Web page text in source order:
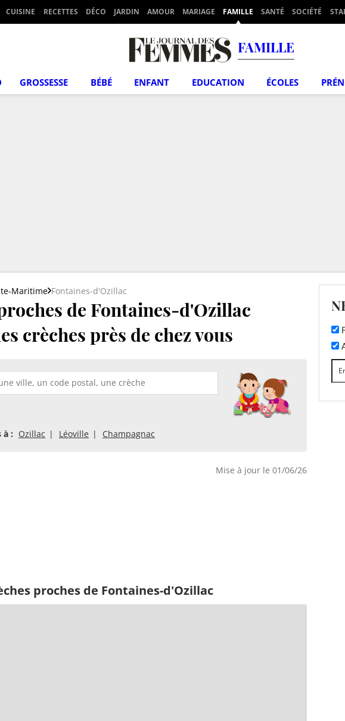
CUISINE RECETTES DÉCO JARDIN AMOUR MARIAGE FAMILLE SANTÉ SOCIÉTÉ
FAMILLE
GROSSESSE BÉBÉ ENFANT EDUCATION ÉCOLES
Maritime Fontaines-d'Ozillac
de Fontaines-d'Ozillac
crèches près de chez vous
à : Ozillac Léoville Champagnac
Mise à jour le 01/06/26
proches de Fontaines-d'Ozillac